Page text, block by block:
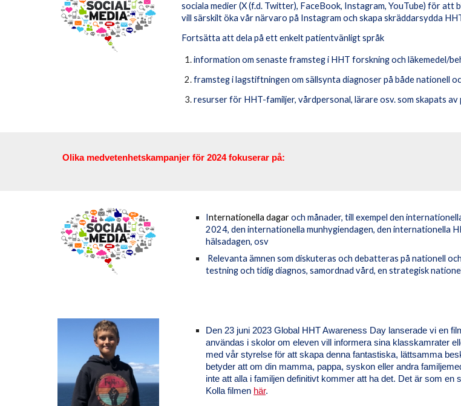
sociala medier (X (f.d. Twitter), FaceBook, Instagram, YouTube) för
vill särskilt öka vår närvaro på Instagram och skapa skräddarsydda
Fortsätta att dela på ett enkelt patientvänligt språk
information om senaste framsteg i HHT forskning och läkemedel/
framsteg i lagstiftningen om sällsynta diagnoser på både nationell
resurser för HHT-familjer, vårdpersonal, lärare osv. som skapats
Olika medvetenhetskampanjer för 2024 fokuserar på:
Internationella dagaroch månader, till exempel den
2024, den internationella munhygiendagen, den internationella
hälsadagen, osv
Relevanta ämnen som diskuteras och debatteras på nationell
testning och tidig diagnos, samordnad vård, en strategisk
Den 23 juni 2023 Global HHT Awareness Day lanserade vi en
användas i skolor om eleven vill informera sina klasskamrater
med vår styrelse för att skapa denna fantastiska, lättsamma
betyder att om din mamma, pappa, syskon eller andra
inte att alla i familjen definitivt kommer att ha det. Det är som
Kolla filmen här.